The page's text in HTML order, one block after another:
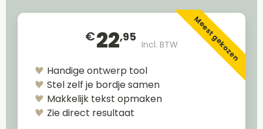
€22,95
Incl. BTW Meest gekozen
Handige ontwerp tool
Stel zelf je bordje samen
Makkelijk tekst opmaken
Zie direct resultaat